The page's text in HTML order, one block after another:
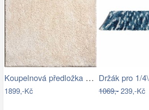
Koupelnová předložka MARLA
1899,-Kč 1069,-239,-Kč